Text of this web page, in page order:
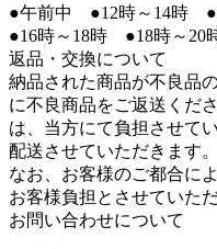
●午前中 ●12時～14時
●16時～18時 ●18時～20
返品・交換について
納品された商品が不良品
に不良商品をご返送くだ
は、当方にて負担させて
配送させていただきます。
なお、お客様のご都合に
お客様負担とさせていただ
お問い合わせについて